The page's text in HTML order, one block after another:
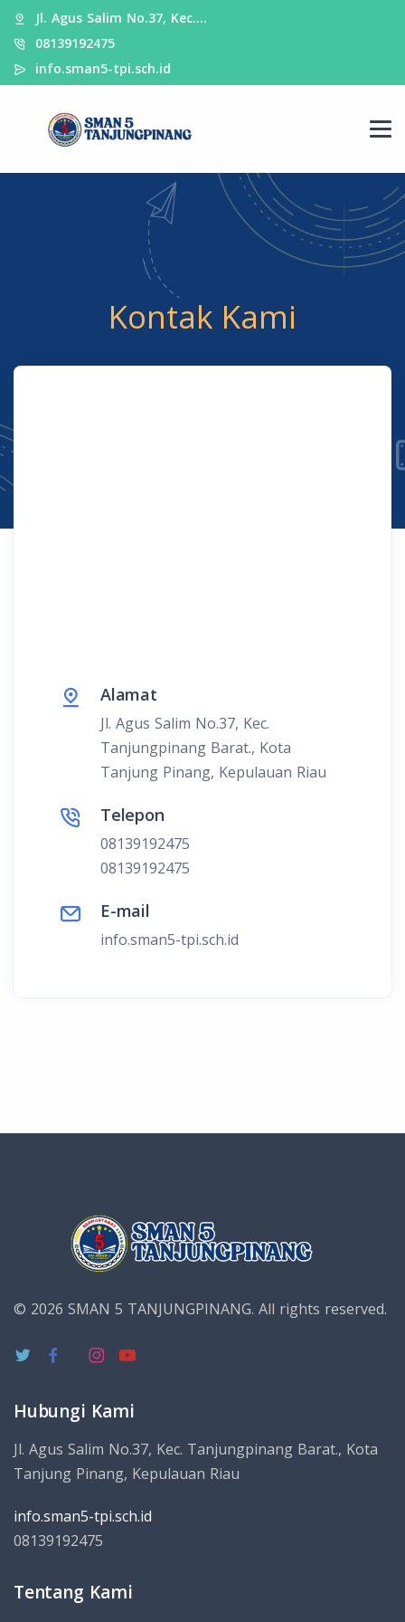
Jl. Agus Salim No.37, Kec.…
08139192475
info.sman5-tpi.sch.id
Kontak Kami
Alamat
Jl. Agus Salim No.37, Kec.
Tanjungpinang Barat., Kota
Tanjung Pinang, Kepulauan Riau
Telepon
08139192475
08139192475
E-mail
info.sman5-tpi.sch.id
© 2026 SMAN 5 TANJUNGPINANG. All rights reserved.
Hubungi Kami
Jl. Agus Salim No.37, Kec. Tanjungpinang Barat., Kota
Tanjung Pinang, Kepulauan Riau
info.sman5-tpi.sch.id
08139192475
Tentang Kami